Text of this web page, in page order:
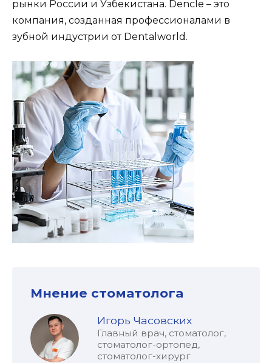
рынки России и Узбекистана. Dencle – это
компания, созданная профессионалами в
зубной индустрии от Dentalworld.
Мнение стоматолога
Игорь Часовских
Главный врач, стоматолог,
стоматолог-ортопед,
стоматолог-хирург